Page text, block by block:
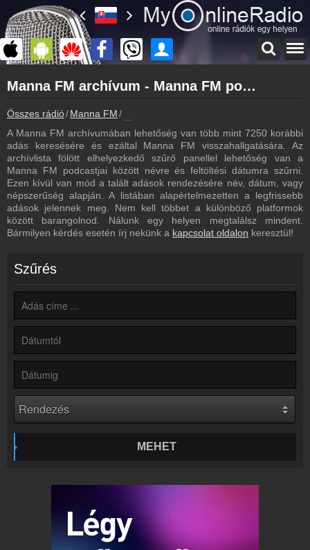
myonlineradio.hu
Manna FM
Vissza a Manna FM oldalára
Bejelentkezés
Hozz létre saját fiókot!
Most szól
Tudd meg mi szólt eddig
Műsorújság
Manna FM műsorai
Manna FM kapcsolatos hírek
Kapcsolat
Írj nekünk!
Partnerek
Rádiós partnerek
Rádió beágyazás
Ágyazd be weboldaladba
Online rádió készítés
Készítés lépésről lépésre
Manna FM archívum - Manna FM podcasts - Manna FM visszahallgatás
Összes rádió Manna FM
A Manna FM archívumában lehetőség van több mint 7250 korábbi
adás keresésére és ezáltal Manna FM visszahallgatására. Az
archívlista fölött elhelyezkedő szűrő panellel lehetőség van a
Manna FM podcastjai között névre és feltöltési dátumra szűrni.
Ezen kívül van mód a talált adások rendezésére név, dátum, vagy
népszerűség alapján. A listában alapértelmezetten a legfrissebb
adások jelennek meg. Nem kell többet a különböző platformok
között barangolnod. Nálunk egy helyen megtalálsz mindent.
Bármilyen kérdés esetén írj nekünk a kapcsolat oldalon keresztül!
Szűrés
MEHET